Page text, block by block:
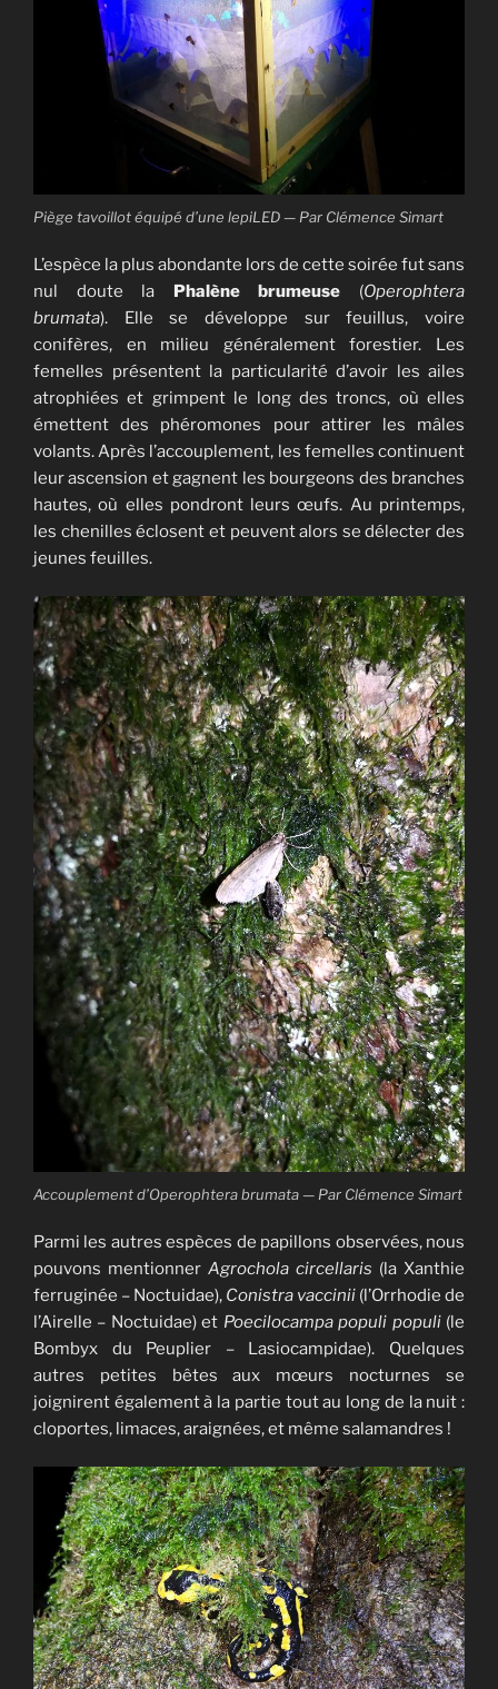
Piège tavoillot équipé d’une lepiLED — Par Clémence Simart
L’espèce la plus abondante lors de cette soirée fut sans
nul doute la Phalène brumeuse (Operophtera
brumata). Elle se développe sur feuillus, voire
conifères, en milieu généralement forestier. Les
femelles présentent la particularité d’avoir les ailes
atrophiées et grimpent le long des troncs, où elles
émettent des phéromones pour attirer les mâles
volants. Après l’accouplement, les femelles continuent
leur ascension et gagnent les bourgeons des branches
hautes, où elles pondront leurs œufs. Au printemps,
les chenilles éclosent et peuvent alors se délecter des
jeunes feuilles.
Accouplement d’Operophtera brumata — Par Clémence Simart
Parmi les autres espèces de papillons observées, nous
pouvons mentionner Agrochola circellaris (la Xanthie
ferruginée – Noctuidae), Conistra vaccinii (l’Orrhodie de
l’Airelle – Noctuidae) et Poecilocampa populi populi(le
Bombyx du Peuplier – Lasiocampidae). Quelques
autres petites bêtes aux mœurs nocturnes se
joignirent également à la partie tout au long de la nuit :
cloportes, limaces, araignées, et même salamandres !